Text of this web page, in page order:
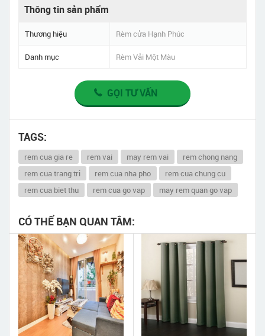
Thông tin sản phẩm
Thương hiệu Rèm cửa Hạnh Phúc
Danh mục Rèm Vải Một Màu
GỌI TƯ VẤN
TAGS:
rem cua gia re rem vai may rem vai
rem chong nang
rem cua trang tri
rem cua nha pho
rem cua chung cu
rem cua biet thu
rem cua go vap may rem quan go vap
CÓ THỂ BẠN QUAN TÂM: